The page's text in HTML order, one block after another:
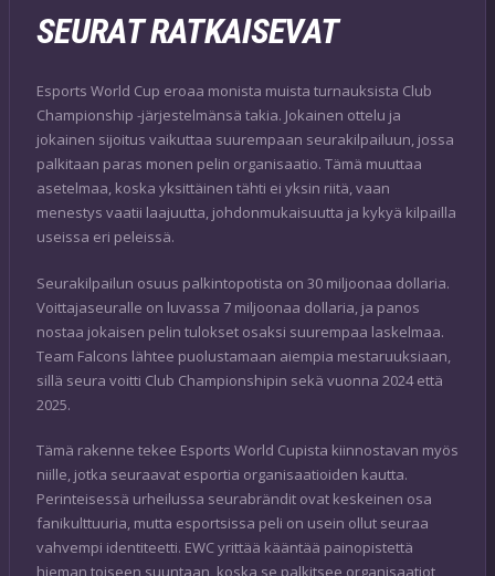
SEURAT RATKAISEVAT
Esports World Cup eroaa monista muista turnauksista Club
Championship -järjestelmänsä takia. Jokainen ottelu ja
jokainen sijoitus vaikuttaa suurempaan seurakilpailuun, jossa
palkitaan paras monen pelin organisaatio. Tämä muuttaa
asetelmaa, koska yksittäinen tähti ei yksin riitä, vaan
menestys vaatii laajuutta, johdonmukaisuutta ja kykyä kilpailla
useissa eri peleissä.
Seurakilpailun osuus palkintopotista on 30 miljoonaa dollaria.
Voittajaseuralle on luvassa 7 miljoonaa dollaria, ja panos
nostaa jokaisen pelin tulokset osaksi suurempaa laskelmaa.
Team Falcons lähtee puolustamaan aiempia mestaruuksiaan,
sillä seura voitti Club Championshipin sekä vuonna 2024 että
2025.
Tämä rakenne tekee Esports World Cupista kiinnostavan myös
niille, jotka seuraavat esportia organisaatioiden kautta.
Perinteisessä urheilussa seurabrändit ovat keskeinen osa
fanikulttuuria, mutta esportsissa peli on usein ollut seuraa
vahvempi identiteetti. EWC yrittää kääntää painopistettä
hieman toiseen suuntaan, koska se palkitsee organisaatiot,